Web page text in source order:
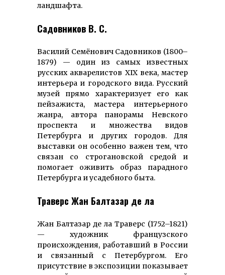
ландшафта.
Садовников В. С.
Василий Семёнович Садовников (1800–
1879) — один из самых известных
русских акварелистов XIX века, мастер
интерьера и городского вида. Русский
музей прямо характеризует его как
пейзажиста, мастера интерьерного
жанра, автора панорамы Невского
проспекта и множества видов
Петербурга и других городов. Для
выставки он особенно важен тем, что
связан со строгановской средой и
помогает оживить образ парадного
Петербурга и усадебного быта.
Траверс Жан Балтазар де ла
Жан Балтазар де ла Траверс (1752–1821)
— художник французского
происхождения, работавший в России
и связанный с Петербургом. Его
присутствие в экспозиции показывает